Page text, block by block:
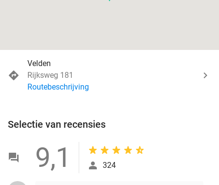
Velden
Rijksweg 181
Routebeschrijving
Selectie van recensies
9,1 324